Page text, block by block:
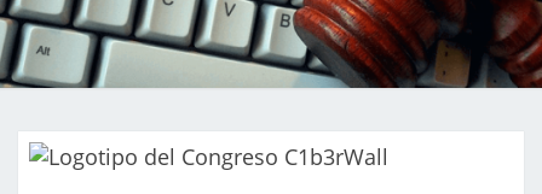
Forense,
Ciberseguridad
Y Hacking Ético